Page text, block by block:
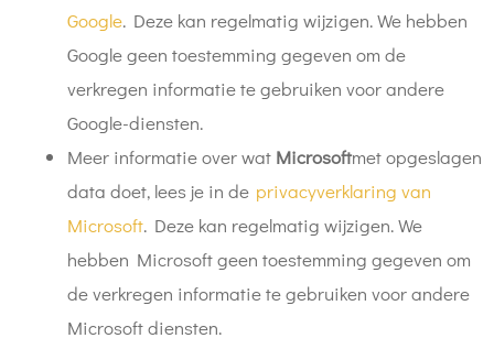
Google. Deze kan regelmatig wijzigen. We hebben
Google geen toestemming gegeven om de
verkregen informatie te gebruiken voor andere
Google-diensten.
Meer informatie over wat Microsoftmet opgeslagen
data doet, lees je in de privacyverklaring van
Microsoft. Deze kan regelmatig wijzigen. We
hebben Microsoft geen toestemming gegeven om
de verkregen informatie te gebruiken voor andere
Microsoft diensten.